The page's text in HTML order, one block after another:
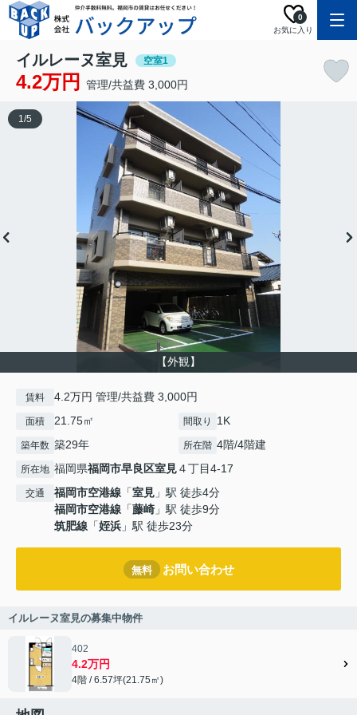
お気に入り
0
イルレーヌ室見 空室1
4.2万円 管理/共益費 3,000円
【外観】
1/5
賃料 4.2万円 管理/共益費 3,000円
面積 21.75㎡ 間取り 1K
築年数 築29年 所在階 4階/4階建
所在地 福岡県福岡市早良区室見４丁目4-17
交通 福岡市空港線 「室見 」駅 徒歩4分
福岡市空港線 「藤崎 」駅 徒歩9分
筑肥線 「姪浜 」駅 徒歩23分
無料 お問い合わせ
イルレーヌ室見の募集中物件
402
4.2万円
4階 / 6.57坪(21.75㎡)